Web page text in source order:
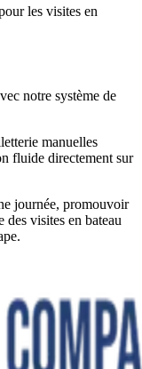
les visites en
notre système de
manuelles
fluide directement sur
journée, promouvoir
des visites en bateau